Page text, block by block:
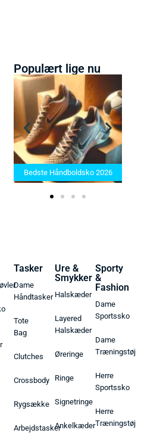
Populært lige nu
Bedste Håndboldsko 2026
Tasker
Dame
Håndtasker
Tote
Bag
Clutches
Crossbody
Rygsække
Arbejdstasker
Ure &
Smykker
Halskæder
Layered
Halskæder
Øreringe
Ringe
Signetringe
Ankelkæder
Sporty
&
Fashion
Dame
Sportssko
Dame
Træningstøj
Herre
Sportssko
Herre
Træningstøj